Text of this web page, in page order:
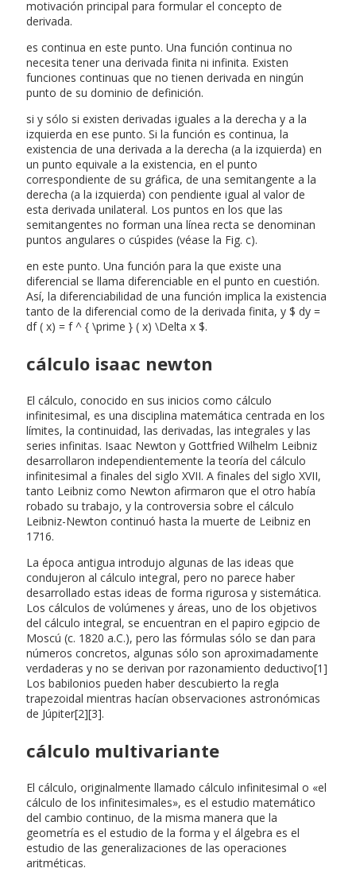
motivación principal para formular el concepto de
derivada.
es continua en este punto. Una función continua no
necesita tener una derivada finita ni infinita. Existen
funciones continuas que no tienen derivada en ningún
punto de su dominio de definición.
si y sólo si existen derivadas iguales a la derecha y a la
izquierda en ese punto. Si la función es continua, la
existencia de una derivada a la derecha (a la izquierda) en
un punto equivale a la existencia, en el punto
correspondiente de su gráfica, de una semitangente a la
derecha (a la izquierda) con pendiente igual al valor de
esta derivada unilateral. Los puntos en los que las
semitangentes no forman una línea recta se denominan
puntos angulares o cúspides (véase la Fig. c).
en este punto. Una función para la que existe una
diferencial se llama diferenciable en el punto en cuestión.
Así, la diferenciabilidad de una función implica la existencia
tanto de la diferencial como de la derivada finita, y $ dy =
df ( x) = f ^ { \prime } ( x) \Delta x $.
cálculo isaac newton
El cálculo, conocido en sus inicios como cálculo
infinitesimal, es una disciplina matemática centrada en los
límites, la continuidad, las derivadas, las integrales y las
series infinitas. Isaac Newton y Gottfried Wilhelm Leibniz
desarrollaron independientemente la teoría del cálculo
infinitesimal a finales del siglo XVII. A finales del siglo XVII,
tanto Leibniz como Newton afirmaron que el otro había
robado su trabajo, y la controversia sobre el cálculo
Leibniz-Newton continuó hasta la muerte de Leibniz en
1716.
La época antigua introdujo algunas de las ideas que
condujeron al cálculo integral, pero no parece haber
desarrollado estas ideas de forma rigurosa y sistemática.
Los cálculos de volúmenes y áreas, uno de los objetivos
del cálculo integral, se encuentran en el papiro egipcio de
Moscú (c. 1820 a.C.), pero las fórmulas sólo se dan para
números concretos, algunas sólo son aproximadamente
verdaderas y no se derivan por razonamiento deductivo[1]
Los babilonios pueden haber descubierto la regla
trapezoidal mientras hacían observaciones astronómicas
de Júpiter[2][3].
cálculo multivariante
El cálculo, originalmente llamado cálculo infinitesimal o «el
cálculo de los infinitesimales», es el estudio matemático
del cambio continuo, de la misma manera que la
geometría es el estudio de la forma y el álgebra es el
estudio de las generalizaciones de las operaciones
aritméticas.